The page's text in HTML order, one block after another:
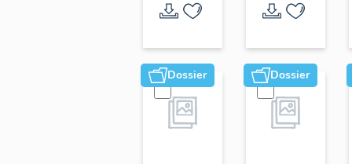
Dossier Dossier